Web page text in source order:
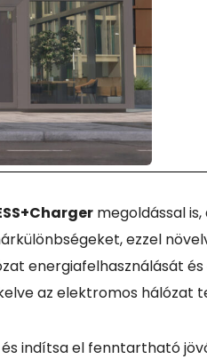
megoldással is,
ezzel
energiafelhasználását
az elektromos hálózat
és indítsa el fenntartható